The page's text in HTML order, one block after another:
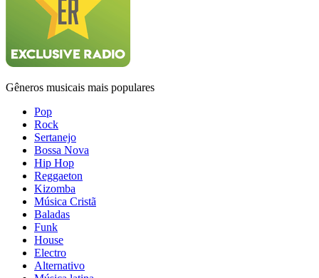
Gêneros musicais mais populares
Pop
Rock
Sertanejo
Bossa Nova
Hip Hop
Reggaeton
Kizomba
Música Cristã
Baladas
Funk
House
Electro
Alternativo